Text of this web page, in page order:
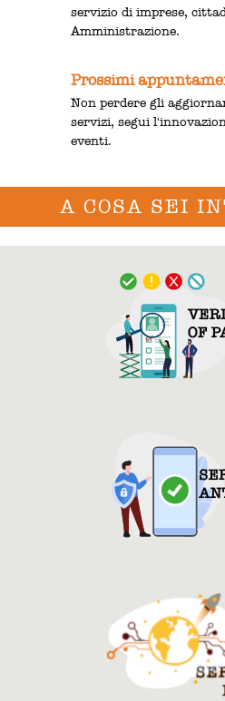
servizio di imprese,
Amministrazione.
Prossimi
Non perdere gli
servizi, segui
eventi.
A COSA SEI